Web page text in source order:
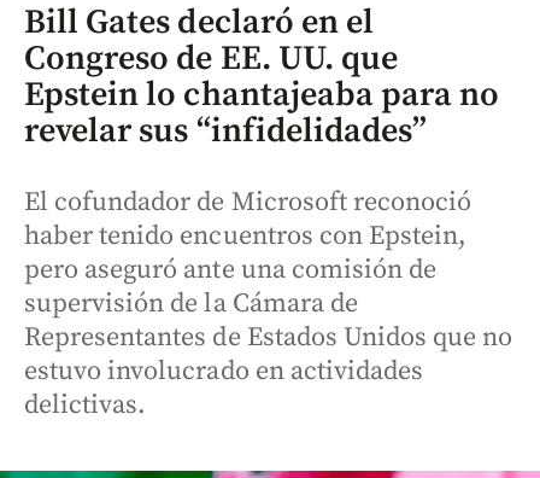
Bill Gates declaró en el
Congreso de EE. UU. que
Epstein lo chantajeaba para no
revelar sus “infidelidades”
El cofundador de Microsoft reconoció
haber tenido encuentros con Epstein,
pero aseguró ante una comisión de
supervisión de la Cámara de
Representantes de Estados Unidos que no
estuvo involucrado en actividades
delictivas.